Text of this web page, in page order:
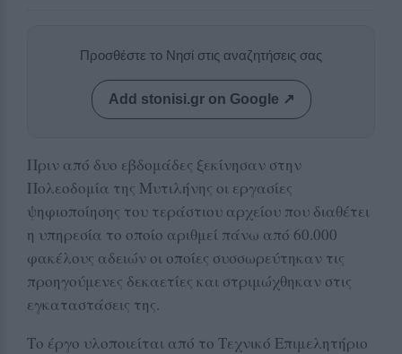
Προσθέστε το Νησί στις αναζητήσεις σας
Add stonisi.gr on Google ↗
Πριν από δυο εβδομάδες ξεκίνησαν στην
Πολεοδομία της Μυτιλήνης οι εργασίες
ψηφιοποίησης του τεράστιου αρχείου που διαθέτει
η υπηρεσία το οποίο αριθμεί πάνω από 60.000
φακέλους αδειών οι οποίες συσσωρεύτηκαν τις
προηγούμενες δεκαετίες και στριμώχθηκαν στις
εγκαταστάσεις της.
Το έργο υλοποιείται από το Τεχνικό Επιμελητήριο